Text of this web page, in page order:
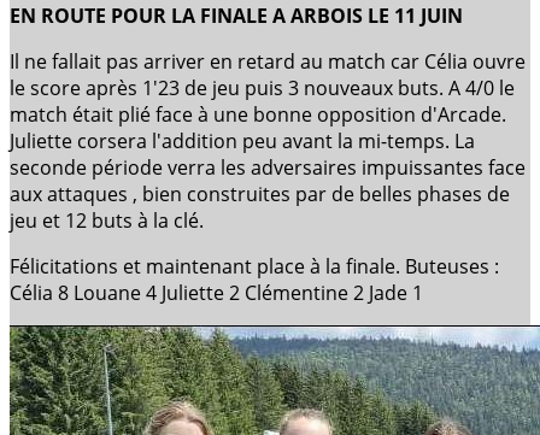
EN ROUTE POUR LA FINALE A ARBOIS LE 11 JUIN
Il ne fallait pas arriver en retard au match car Célia ouvre
le score après 1'23 de jeu puis 3 nouveaux buts. A 4/0 le
match était plié face à une bonne opposition d'Arcade.
Juliette corsera l'addition peu avant la mi-temps. La
seconde période verra les adversaires impuissantes face
aux attaques , bien construites par de belles phases de
jeu et 12 buts à la clé.
Félicitations et maintenant place à la finale. Buteuses :
Célia 8 Louane 4 Juliette 2 Clémentine 2 Jade 1